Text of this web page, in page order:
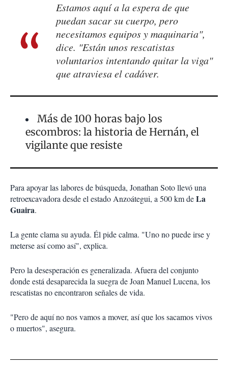
Estamos aquí a la espera de que
puedan sacar su cuerpo, pero
necesitamos equipos y maquinaria",
dice. "Están unos rescatistas
voluntarios intentando quitar la viga"
que atraviesa el cadáver.
Más de 100 horas bajo los
escombros: la historia de Hernán, el
vigilante que resiste
Para apoyar las labores de búsqueda, Jonathan Soto llevó una
retroexcavadora desde el estado Anzoátegui, a 500 km deLa
Guaira.
La gente clama su ayuda. Él pide calma. "Uno no puede irse y
meterse así como así", explica.
Pero la desesperación es generalizada. Afuera del conjunto
donde está desaparecida la suegra de Joan Manuel Lucena, los
rescatistas no encontraron señales de vida.
"Pero de aquí no nos vamos a mover, así que los sacamos vivos
o muertos", asegura.